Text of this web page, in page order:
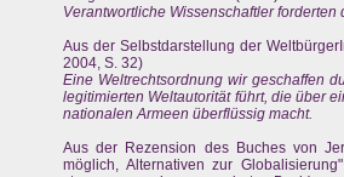
Verantwortliche Wissenschaftler
Aus der Selbstdarstellung der
2004, S. 32)
Eine Weltrechtsordnung wir geschaffen
legitimierten Weltautorität führt, die über
nationalen Armeen überflüssig macht.
Aus der Rezension des Buches von
möglich, Alternativen zur